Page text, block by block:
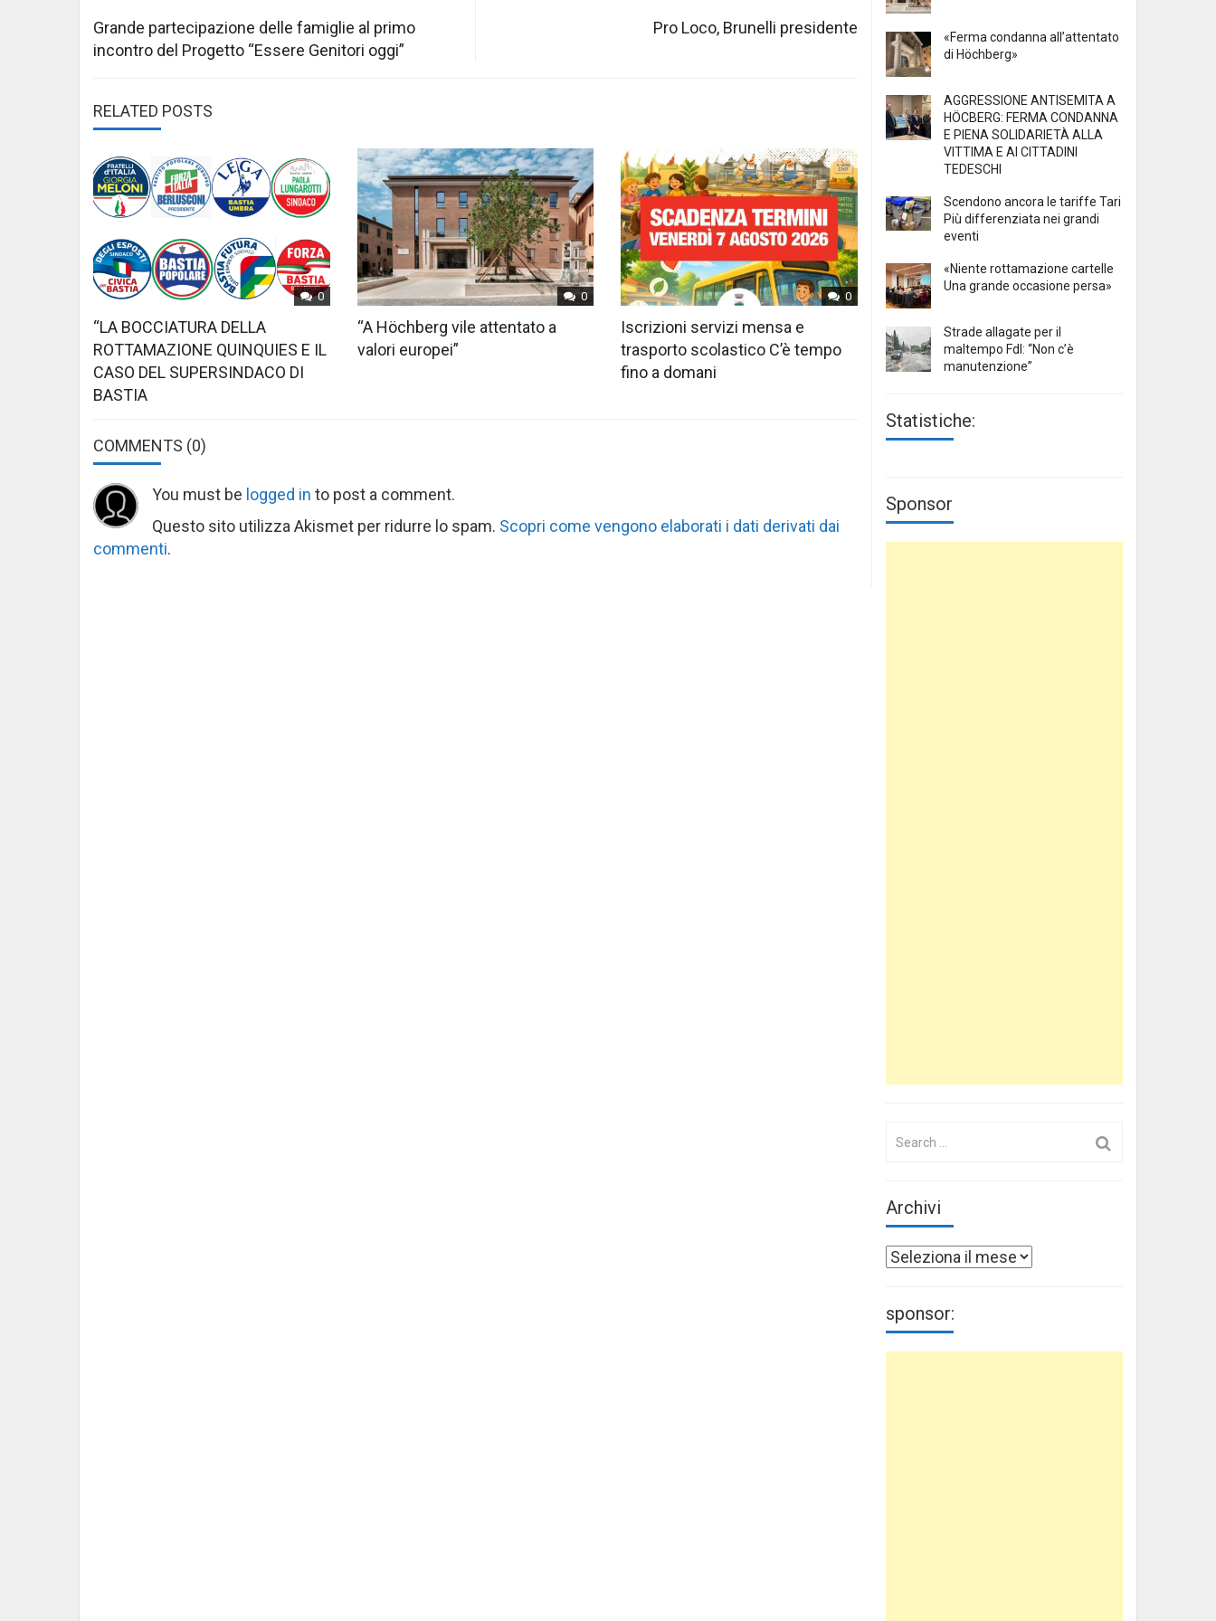
navigation
Grande partecipazione delle famiglie al primo
incontro del Progetto “Essere Genitori oggi”
Pro Loco, Brunelli presidente
RELATED POSTS
0
“LA BOCCIATURA DELLA
ROTTAMAZIONE QUINQUIES E IL
CASO DEL SUPERSINDACO DI
BASTIA
0
“A Höchberg vile attentato a
valori europei”
0
Iscrizioni servizi mensa e
trasporto scolastico C’è tempo
fino a domani
COMMENTS (0)
You must be logged in to post a comment.
Questo sito utilizza Akismet per ridurre lo spam. Scopri come vengono elaborati i dati derivati dai
commenti.
«Ferma condanna all’attentato
di Höchberg»
AGGRESSIONE ANTISEMITA A
HÖCBERG: FERMA CONDANNA
E PIENA SOLIDARIETÀ ALLA
VITTIMA E AI CITTADINI
TEDESCHI
Scendono ancora le tariffe Tari
Più differenziata nei grandi
eventi
«Niente rottamazione cartelle
Una grande occasione persa»
Strade allagate per il
maltempo FdI: “Non c’è
manutenzione”
Statistiche:
Sponsor
Archivi
Archivi
sponsor: